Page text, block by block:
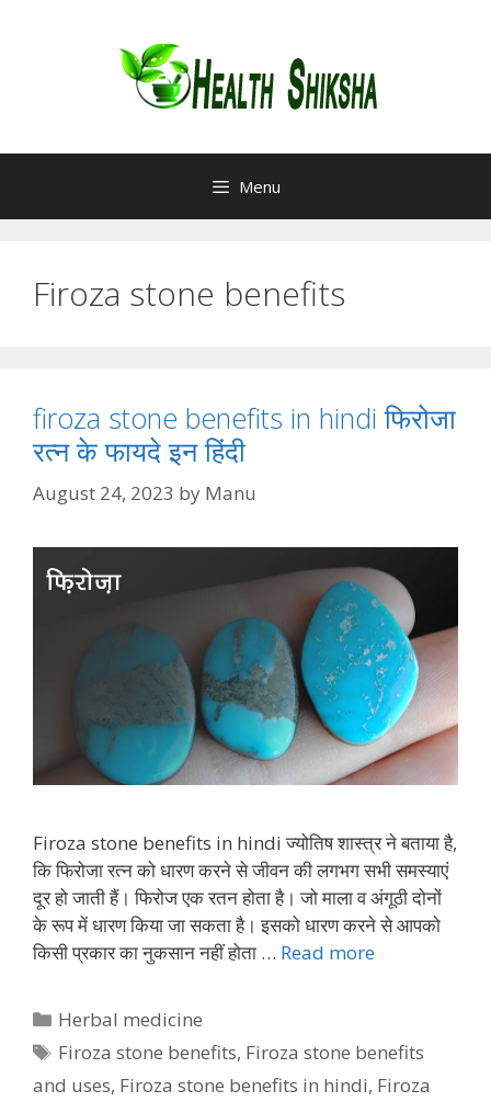
Menu
Firoza stone benefits
firoza stone benefits in hindi फिरोजा
रत्न के फायदे इन हिंदी
August 24, 2023 by Manu
Firoza stone benefits in hindi ज्योतिष शास्त्र ने बताया है,
कि फिरोजा रत्न को धारण करने से जीवन की लगभग सभी समस्याएं
दूर हो जाती हैं। फिरोज एक रतन होता है। जो माला व अंगूठी दोनों
के रूप में धारण किया जा सकता है। इसको धारण करने से आपको
किसी प्रकार का नुकसान नहीं होता … Read more
Categories
Herbal medicine
Tags
Firoza stone benefits, Firoza stone benefits
and uses, Firoza stone benefits in hindi, Firoza